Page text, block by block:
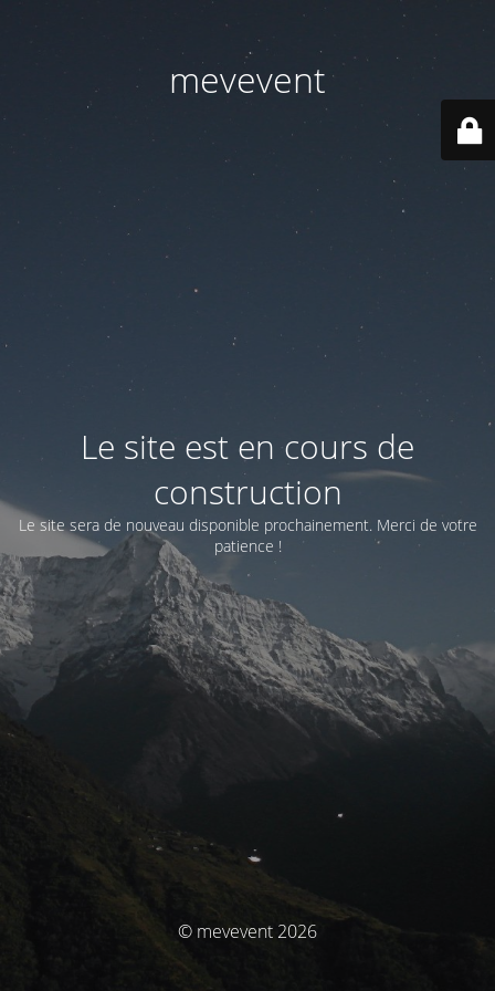
mevevent
Le site est en cours de
construction
Le site sera de nouveau disponible prochainement. Merci de votre
patience !
© mevevent 2026